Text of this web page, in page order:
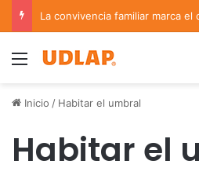
Menu
Inicio / Habitar el umbral
Habitar el